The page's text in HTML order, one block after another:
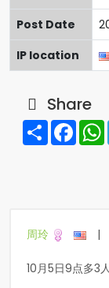
Post Date
IP location
Share
Share
周玲 |
10月5日9点多3